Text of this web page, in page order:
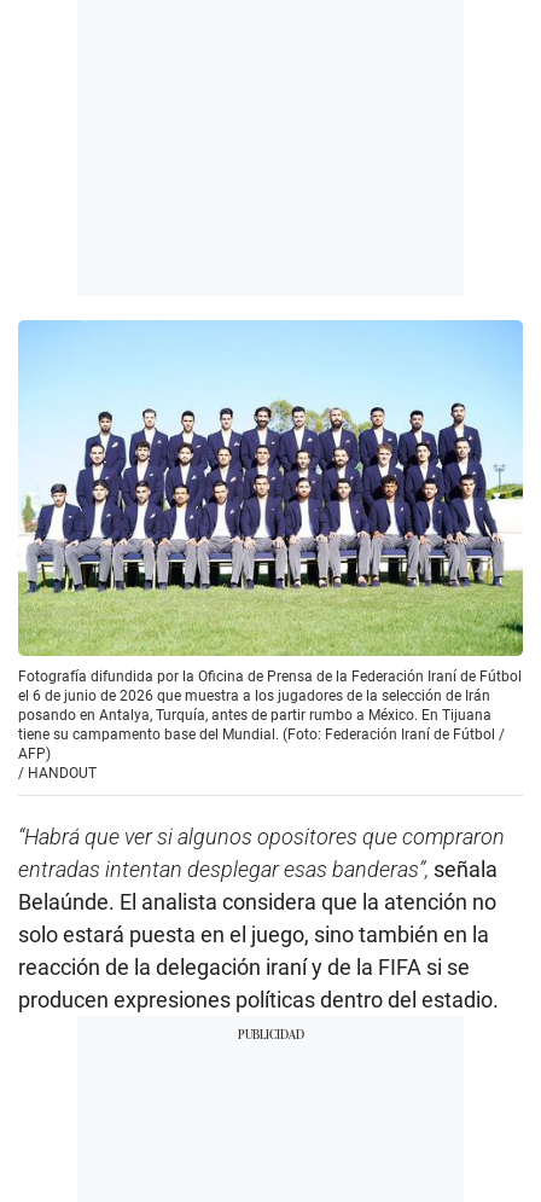
Fotografía difundida por la Oficina de Prensa de la Federación Iraní de Fútbol
el 6 de junio de 2026 que muestra a los jugadores de la selección de Irán
posando en Antalya, Turquía, antes de partir rumbo a México. En Tijuana
tiene su campamento base del Mundial. (Foto: Federación Iraní de Fútbol /
AFP)
/ HANDOUT
“Habrá que ver si algunos opositores que compraron
entradas intentan desplegar esas banderas”, señala
Belaúnde. El analista considera que la atención no
solo estará puesta en el juego, sino también en la
reacción de la delegación iraní y de la FIFA si se
producen expresiones políticas dentro del estadio.